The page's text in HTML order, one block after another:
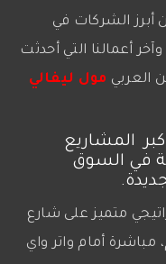
أبرز الشركات في
أعمالنا التي أحدثت
العربي مول ليفالي
المشاريع
في السوق
متميز على شارع
الشمالي وشارع الـ 70م، مباشرة أمام واتر واي